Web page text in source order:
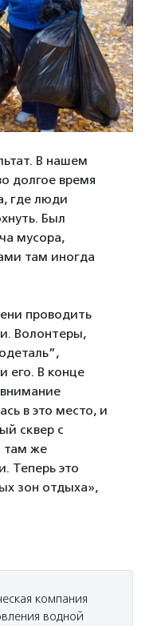
В нашем
долгое время
где люди
Был
мусора,
там иногда
проводить
Волонтеры,
его. В конце
в это место, и
сквер с
там же
Теперь это
зон отдыха»,
компания
водной